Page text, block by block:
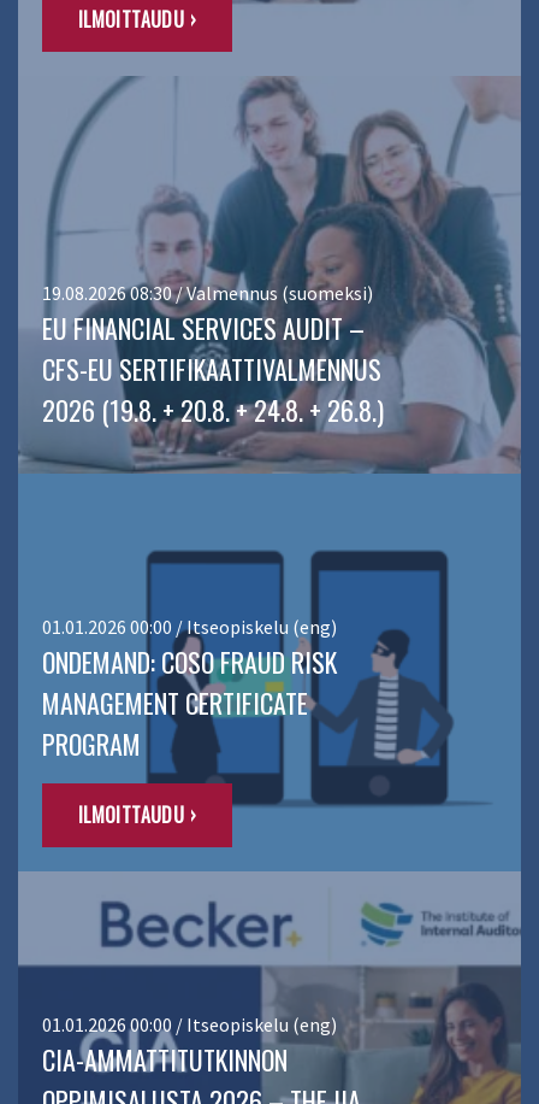
ILMOITTAUDU ›
19.08.2026 08:30 / Valmennus (suomeksi)
EU FINANCIAL SERVICES AUDIT –
CFS-EU SERTIFIKAATTIVALMENNUS
2026 (19.8. + 20.8. + 24.8. + 26.8.)
01.01.2026 00:00 / Itseopiskelu (eng)
ONDEMAND: COSO FRAUD RISK
MANAGEMENT CERTIFICATE
PROGRAM
ILMOITTAUDU ›
01.01.2026 00:00 / Itseopiskelu (eng)
CIA-AMMATTITUTKINNON